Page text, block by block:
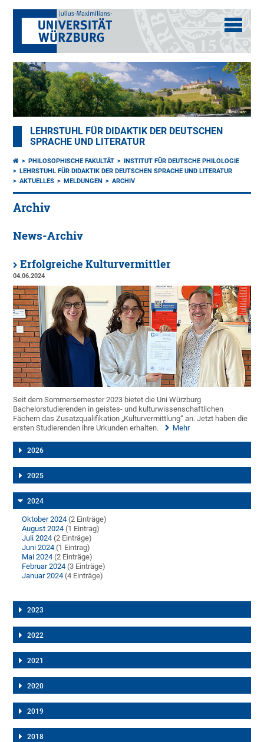
LEHRSTUHL FÜR DIDAKTIK DER DEUTSCHEN
SPRACHE UND LITERATUR
PHILOSOPHISCHE FAKULTÄT
INSTITUT FÜR DEUTSCHE PHILOLOGIE
LEHRSTUHL FÜR DIDAKTIK DER DEUTSCHEN SPRACHE UND LITERATUR
AKTUELLES
MELDUNGEN ARCHIV
Archiv
News-Archiv
Erfolgreiche Kulturvermittler
04.06.2024
Seit dem Sommersemester 2023 bietet die Uni Würzburg
Bachelorstudierenden in geistes- und kulturwissenschaftlichen
Fächern das Zusatzqualifikation „Kulturvermittlung“ an. Jetzt haben die
ersten Studierenden ihre Urkunden erhalten.
Mehr
2026
2025
2024
Oktober 2024 (2 Einträge)
August 2024 (1 Eintrag)
Juli 2024 (2 Einträge)
Juni 2024 (1 Eintrag)
Mai 2024 (2 Einträge)
Februar 2024 (3 Einträge)
Januar 2024 (4 Einträge)
2023
2022
2021
2020
2019
2018